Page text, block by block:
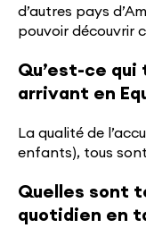
d’autres pays
pouvoir découvrir
Qu’est-ce qui
arrivant en
La qualité de
enfants), tous
Quelles sont
quotidien en